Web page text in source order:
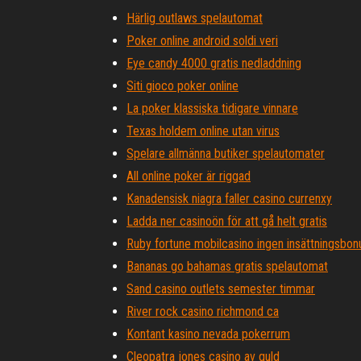
Härlig outlaws spelautomat
Poker online android soldi veri
Eye candy 4000 gratis nedladdning
Siti gioco poker online
La poker klassiska tidigare vinnare
Texas holdem online utan virus
Spelare allmänna butiker spelautomater
All online poker är riggad
Kanadensisk niagra faller casino currenxy
Ladda ner casinoön för att gå helt gratis
Ruby fortune mobilcasino ingen
Bananas go bahamas gratis spelautomat
Sand casino outlets semester timmar
River rock casino richmond ca
Kontant kasino nevada pokerrum
Cleopatra jones casino av guld